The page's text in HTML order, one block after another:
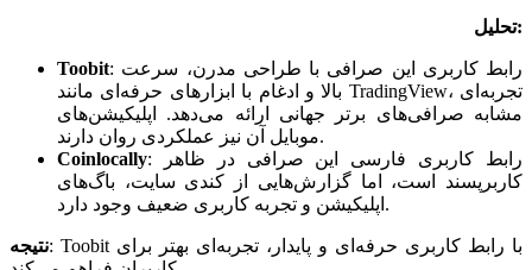
تحلیل:
Toobit: رابط کاربری این صرافی با طراحی مدرن، سرعت
بالا و ادغام با ابزارهای حرفه‌ای مانند TradingView، تجربه‌ای
مشابه صرافی‌های برتر جهانی ارائه می‌دهد. اپلیکیشن‌های
موبایل آن نیز عملکردی روان دارند.
Coinlocally:
کاربرپسند است، اما گزارش‌هایی از کندی سایت، باگ‌های
اپلیکیشن و تجربه کاربری ضعیف وجود دارد.
نتیجه: Toobit با رابط کاربری حرفه‌ای و پایدار، تجربه‌ای بهتر برای